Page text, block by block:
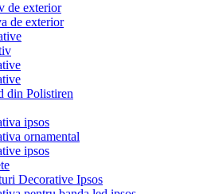
de exterior
de exterior
din Polistiren
ipsos
ornamental
ipsos
Decorative Ipsos